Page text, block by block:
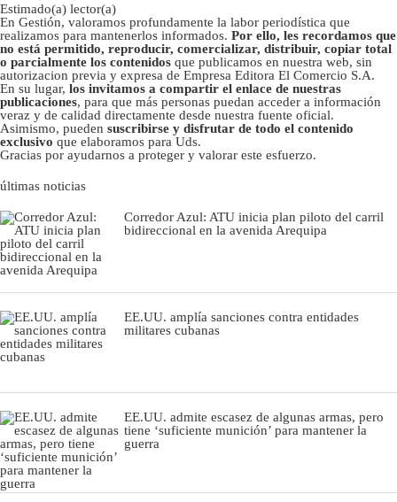
Estimado(a) lector(a)
En Gestión, valoramos profundamente la labor periodística que
realizamos para mantenerlos informados. Por ello, les recordamos que
no está permitido, reproducir, comercializar, distribuir, copiar total
o parcialmente los contenidos que publicamos en nuestra web, sin
autorizacion previa y expresa de Empresa Editora El Comercio S.A.
En su lugar, los invitamos a compartir el enlace de nuestras
publicaciones, para que más personas puedan acceder a información
veraz y de calidad directamente desde nuestra fuente oficial.
Asimismo, pueden suscribirse y disfrutar de todo el contenido
exclusivo que elaboramos para Uds.
Gracias por ayudarnos a proteger y valorar este esfuerzo.
últimas noticias
Corredor Azul: ATU inicia plan piloto del carril
bidireccional en la avenida Arequipa
EE.UU. amplía sanciones contra entidades
militares cubanas
EE.UU. admite escasez de algunas armas, pero
tiene ‘suficiente munición’ para mantener la
guerra